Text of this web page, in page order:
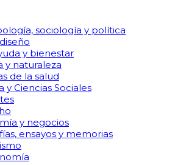
sociología y política
y bienestar
y naturaleza
de la salud
y Ciencias Sociales
y negocios
ensayos y memorias